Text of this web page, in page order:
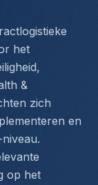
het
&
zich
en
op het